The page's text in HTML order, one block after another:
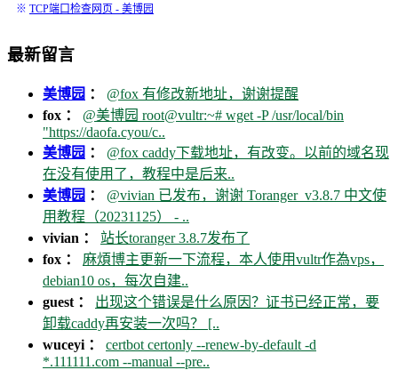
※ TCP端口检查网页 - 美博园
最新留言
美博园 ： @fox 有修改新地址，谢谢提醒
fox ： @美博园 root@vultr:~# wget -P /usr/local/bin
"https://daofa.cyou/c..
美博园 ： @fox caddy下载地址，有改变。以前的域名现
在没有使用了，教程中是后来..
美博园 ： @vivian 已发布，谢谢 Toranger_v3.8.7 中文使
用教程（20231125） - ..
vivian ： 站长toranger 3.8.7发布了
fox ： 麻煩博主更新一下流程，本人使用vultr作為vps，
debian10 os，每次自建..
guest ： 出现这个错误是什么原因？证书已经正常，要
卸载caddy再安装一次吗？ [..
wuceyi ： certbot certonly --renew-by-default -d
*.111111.com --manual --pre..